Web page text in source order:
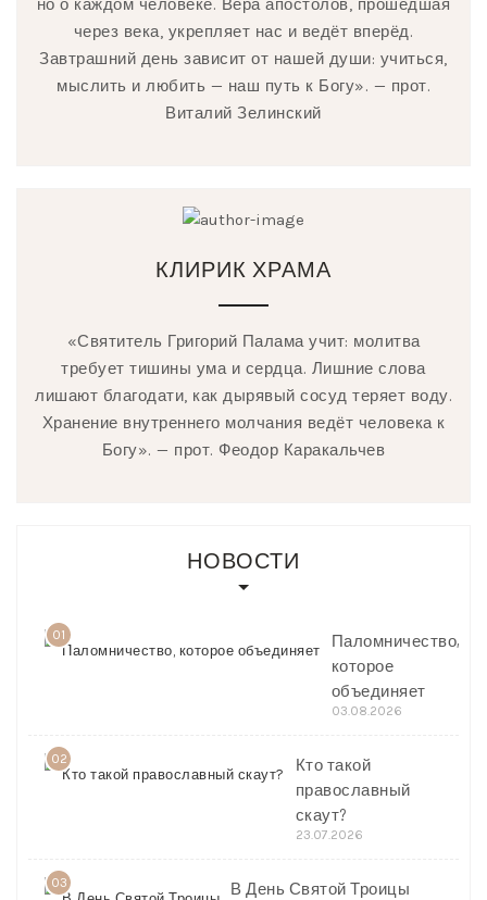
но о каждом человеке. Вера апостолов, прошедшая
через века, укрепляет нас и ведёт вперёд.
Завтрашний день зависит от нашей души: учиться,
мыслить и любить — наш путь к Богу». — прот.
Виталий Зелинский
КЛИРИК ХРАМА
«Святитель Григорий Палама учит: молитва
требует тишины ума и сердца. Лишние слова
лишают благодати, как дырявый сосуд теряет воду.
Хранение внутреннего молчания ведёт человека к
Богу». — прот. Феодор Каракальчев
НОВОСТИ
01
Паломничество,
которое
объединяет
03.08.2026
02
Кто такой
православный
скаут?
23.07.2026
03 В День Святой Троицы